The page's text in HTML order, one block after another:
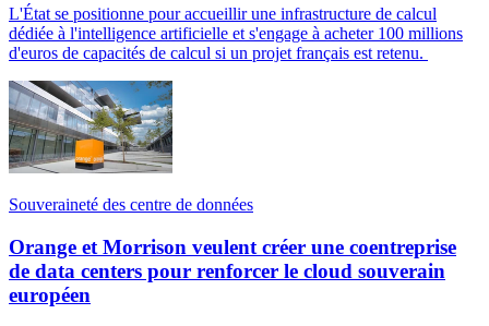
L'État se positionne pour accueillir une infrastructure de calcul
dédiée à l'intelligence artificielle et s'engage à acheter 100 millions
d'euros de capacités de calcul si un projet français est retenu.
Souveraineté des centre de données
Orange et Morrison veulent créer une coentreprise
de data centers pour renforcer le cloud souverain
européen